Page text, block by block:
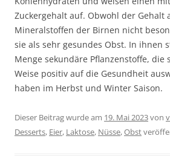
Zuckergehalt auf. Obwohl der Gehalt
Mineralstoffen der Birnen nicht
sie als sehr gesundes Obst. In ihnen
Menge sekundäre Pflanzenstoffe, die
Weise positiv auf die Gesundheit
haben im Herbst und Winter Saison.
Dieser Beitrag wurde am 19. Mai 2023von
Desserts, Eier, Laktose, Nüsse,Obst